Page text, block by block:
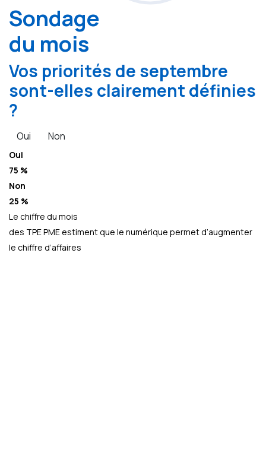
Sondage
du mois
Vos priorités de septembre
sont-elles clairement définies
?
Oui Non
Oui
75 %
Non
25 %
Le chiffre du mois
des TPE PME estiment que le numérique permet d’augmenter
le chiffre d’affaires